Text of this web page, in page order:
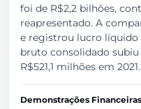
foi de R$2,2 bilhões,
reapresentado. A
e registrou lucro líquido
bruto consolidado subiu
R$521,1 milhões em 2021.
Demonstrações